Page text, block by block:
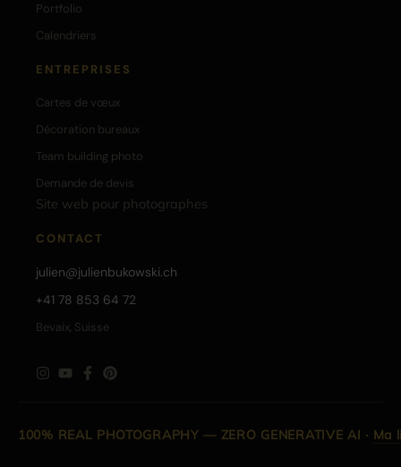
Portfolio
Calendriers
ENTREPRISES
Cartes de vœux
Décoration bureaux
Team building photo
Demande de devis
Site web pour photographes
CONTACT
julien@julienbukowski.ch
+41 78 853 64 72
Bevaix, Suisse
100% REAL PHOTOGRAPHY — ZERO GENERATIVE AI · Ma